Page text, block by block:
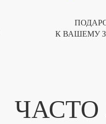
К ВАШЕМУ